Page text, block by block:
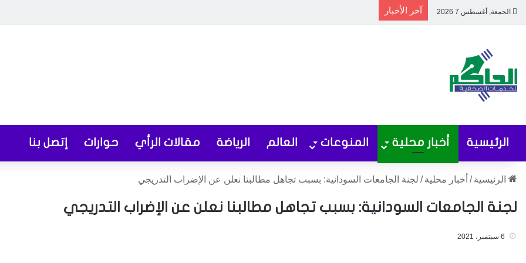
الجمعة, أغسطس 7 2026 آخر الأخبار
الرئيسية أخبار محلية المنوعات العالم الرياضة مقالات الرأي حوارات إتصل بنا
الرئيسية / أخبار محلية / لجنة الجامعات السودانية: بسبب تجاهل مطالبنا نعلن عن الإضراب التدريجي
لجنة الجامعات السودانية: بسبب تجاهل مطالبنا نعلن عن الإضراب التدريجي
6 سبتمبر، 2021